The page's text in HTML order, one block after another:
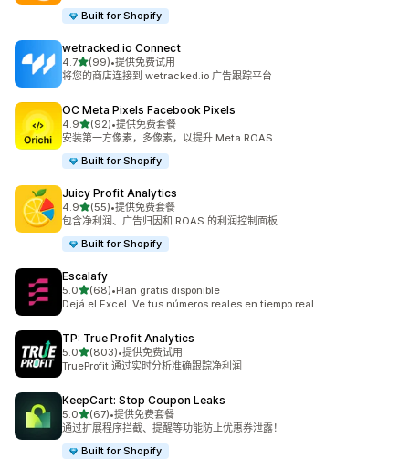
Built for Shopify
wetracked.io Connect
4.7星（满分 5 星）
(99)
总共 99 条评论
•提供免费试用
将您的商店连接到 wetracked.io 广告跟踪平台
OC Meta Pixels Facebook Pixels
4.9星（满分 5 星）
(92)
总共 92 条评论
•提供免费套餐
安装第一方像素，多像素，以提升 Meta ROAS
Built for Shopify
Juicy Profit Analytics
4.9星（满分 5 星）
(55)
总共 55 条评论
•提供免费套餐
包含净利润、广告归因和 ROAS 的利润控制面板
Built for Shopify
Escalafy
5.0星（满分 5 星）
(68)
总共 68 条评论
•Plan gratis disponible
Dejá el Excel. Ve tus números reales en tiempo real.
TP: True Profit Analytics
5.0星（满分 5 星）
(803)
总共 803 条评论
•提供免费试用
TrueProfit 通过实时分析准确跟踪净利润
KeepCart: Stop Coupon Leaks
5.0星（满分 5 星）
(67)
总共 67 条评论
•提供免费套餐
通过扩展程序拦截、提醒等功能防止优惠券泄露！
Built for Shopify